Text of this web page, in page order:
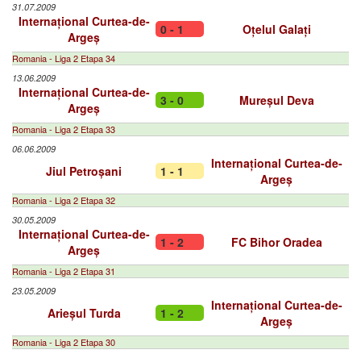
31.07.2009
Internațional Curtea-de-
Argeș
0 - 1 Oțelul Galați
Romania - Liga 2 Etapa 34
13.06.2009
Internațional Curtea-de-
Argeș
3 - 0 Mureșul Deva
Romania - Liga 2 Etapa 33
06.06.2009
Jiul Petroșani 1 - 1
Internațional Curtea-de-
Argeș
Romania - Liga 2 Etapa 32
30.05.2009
Internațional Curtea-de-
Argeș
1 - 2 FC Bihor Oradea
Romania - Liga 2 Etapa 31
23.05.2009
Arieșul Turda 1 - 2
Internațional Curtea-de-
Argeș
Romania - Liga 2 Etapa 30